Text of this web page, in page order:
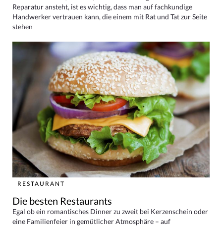
Reparatur ansteht, ist es wichtig, dass man auf fachkundige
Handwerker vertrauen kann, die einem mit Rat und Tat zur Seite
stehen
RESTAURANT
Die besten Restaurants
Egal ob ein romantisches Dinner zu zweit bei Kerzenschein oder
eine Familienfeier in gemütlicher Atmosphäre – auf